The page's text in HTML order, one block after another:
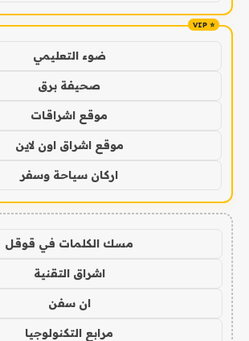
ضوء التعليمي
صحيفة برق
موقع اشراقات
موقع اشراق اون لاين
اركان سياحة وسفر
مسك الكلمات في قوقل
اشراق التقنية
ان سفن
مرابع التكنولوجيا